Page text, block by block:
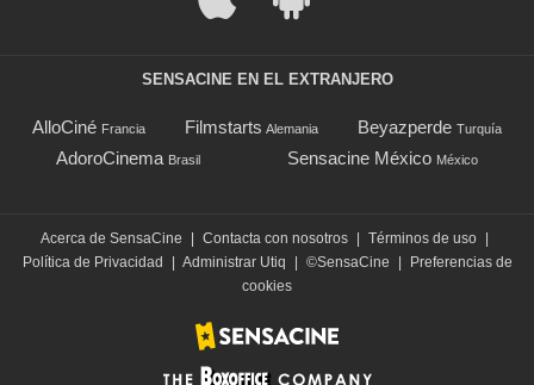
SENSACINE EN EL EXTRANJERO
AlloCiné Francia Filmstarts Alemania Beyazperde Turquía
AdoroCinema Brasil Sensacine México México
Acerca de SensaCine | Contacta con nosotros | Términos de uso |
Política de Privacidad
| Administrar Utiq | ©SensaCine |
Preferencias de
cookies